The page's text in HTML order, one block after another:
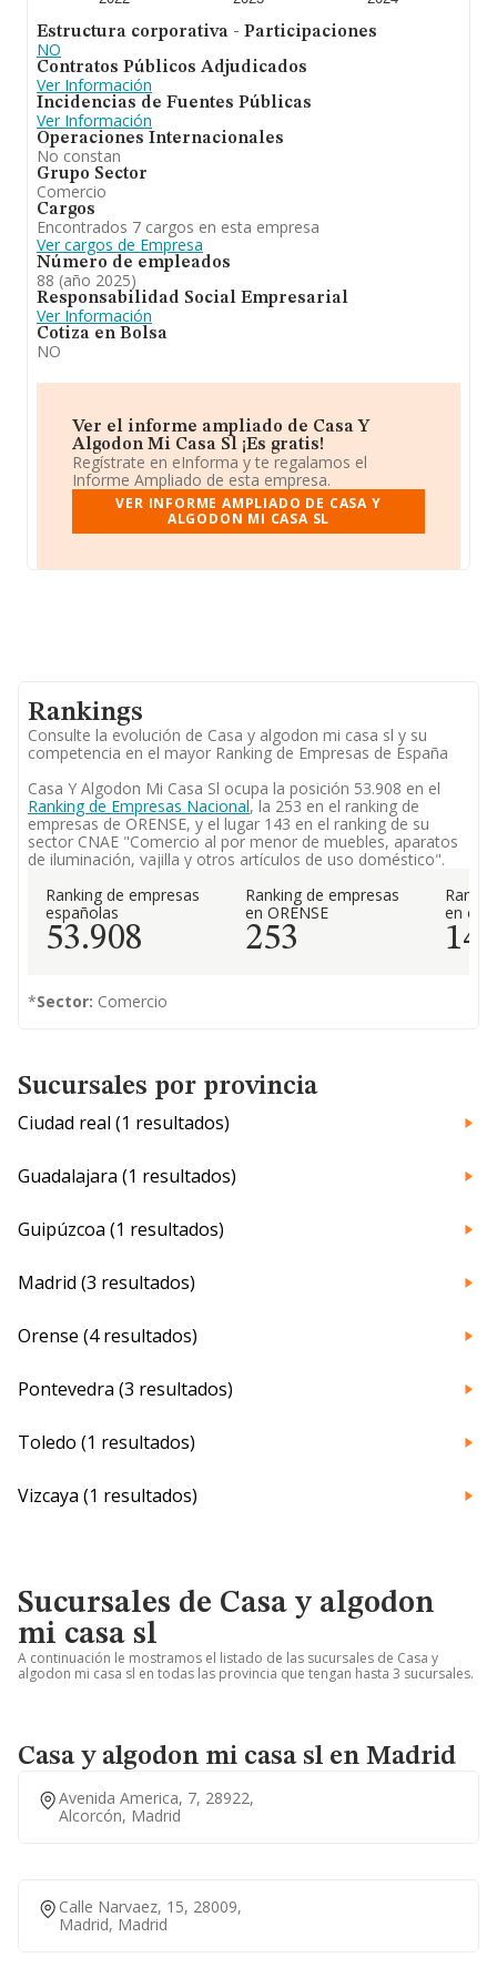
Estructura corporativa - Participaciones
NO
Contratos Públicos Adjudicados
Ver Información
Incidencias de Fuentes Públicas
Ver Información
Operaciones Internacionales
No constan
Grupo Sector
Comercio
Cargos
Encontrados 7 cargos en esta empresa
Ver cargos de Empresa
Número de empleados
88 (año 2025)
Responsabilidad Social Empresarial
Ver Información
Cotiza en Bolsa
NO
Ver el informe ampliado de Casa Y
Algodon Mi Casa Sl ¡Es gratis!
Regístrate en eInforma y te regalamos el
Informe Ampliado de esta empresa.
VER INFORME AMPLIADO DE CASA Y
ALGODON MI CASA SL
Rankings
Consulte la evolución de Casa y algodon mi casa sl y su
competencia en el mayor Ranking de Empresas de España
Casa Y Algodon Mi Casa Sl ocupa la posición 53.908 en el
Ranking de Empresas Nacional, la 253 en el ranking de
empresas de ORENSE, y el lugar 143 en el ranking de su
sector CNAE "Comercio al por menor de muebles, aparatos
de iluminación, vajilla y otros artículos de uso doméstico".
Ranking de empresas
españolas
53.908
Ranking de empresas
en ORENSE
253
en el
143
*Sector: Comercio
Sucursales por provincia
Ciudad real (1 resultados)
Guadalajara (1 resultados)
Guipúzcoa (1 resultados)
Madrid (3 resultados)
Orense (4 resultados)
Pontevedra (3 resultados)
Toledo (1 resultados)
Vizcaya (1 resultados)
Sucursales de Casa y algodon
mi casa sl
A continuación le mostramos el listado de las sucursales de Casa y
algodon mi casa sl en todas las provincia que tengan hasta 3 sucursales.
Casa y algodon mi casa sl en Madrid
Avenida America, 7, 28922,
Alcorcón, Madrid
Calle Narvaez, 15, 28009,
Madrid, Madrid